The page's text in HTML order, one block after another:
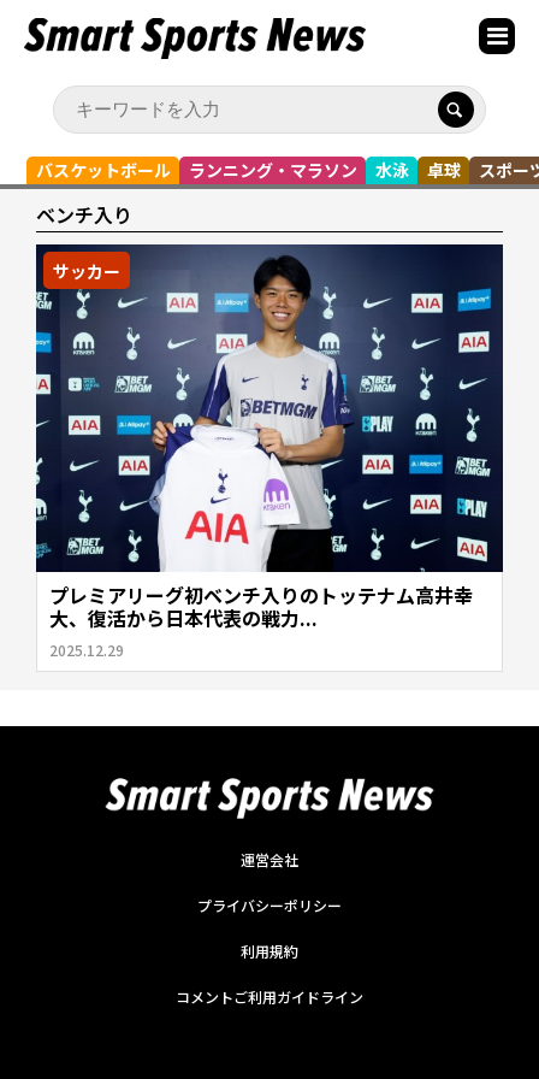
バスケットボール ランニング・マラソン 水泳 卓球 スポー
ベンチ入り
サッカー
プレミアリーグ初ベンチ入りのトッテナム高井幸
大、復活から日本代表の戦力...
2025.12.29
運営会社
プライバシーポリシー
利用規約
コメントご利用ガイドライン